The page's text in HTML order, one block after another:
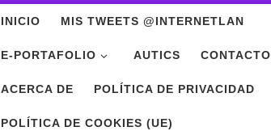
INICIO MIS TWEETS @INTERNETLAN
E-PORTAFOLIO AUTICS CONTACTO
ACERCA DE POLÍTICA DE PRIVACIDAD
POLÍTICA DE COOKIES (UE)